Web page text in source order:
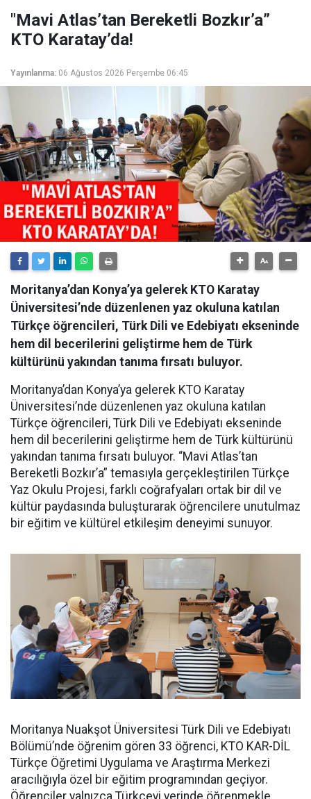
"Mavi Atlas’tan Bereketli Bozkır’a”
KTO Karatay’da!
Yayınlanma: 06 Ağustos 2026 Perşembe 06:45
Moritanya’dan Konya’ya gelerek KTO Karatay
Üniversitesi’nde düzenlenen yaz okuluna katılan
Türkçe öğrencileri, Türk Dili ve Edebiyatı ekseninde
hem dil becerilerini geliştirme hem de Türk
kültürünü yakından tanıma fırsatı buluyor.
Moritanya’dan Konya’ya gelerek KTO Karatay
Üniversitesi’nde düzenlenen yaz okuluna katılan
Türkçe öğrencileri, Türk Dili ve Edebiyatı ekseninde
hem dil becerilerini geliştirme hem de Türk kültürünü
yakından tanıma fırsatı buluyor. “Mavi Atlas’tan
Bereketli Bozkır’a” temasıyla gerçekleştirilen Türkçe
Yaz Okulu Projesi, farklı coğrafyaları ortak bir dil ve
kültür paydasında buluşturarak öğrencilere unutulmaz
bir eğitim ve kültürel etkileşim deneyimi sunuyor.
Moritanya Nuakşot Üniversitesi Türk Dili ve Edebiyatı
Bölümü’nde öğrenim gören 33 öğrenci, KTO KAR-DİL
Türkçe Öğretimi Uygulama ve Araştırma Merkezi
aracılığıyla özel bir eğitim programından geçiyor.
Öğrenciler yalnızca Türkçeyi yerinde öğrenmekle